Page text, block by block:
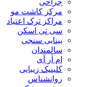
جراحی
مرکز کاشت مو
مراکز ترک اعتیاد
سی تی اسکن
بینایی سنجی
سالمندان
ام آر آی
کلینیک زیبایی
روانشناس